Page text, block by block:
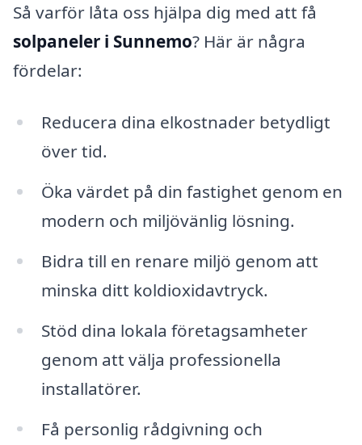
Så varför låta oss hjälpa dig med att få
solpaneler i Sunnemo? Här är några
fördelar:
Reducera dina elkostnader betydligt
över tid.
Öka värdet på din fastighet genom en
modern och miljövänlig lösning.
Bidra till en renare miljö genom att
minska ditt koldioxidavtryck.
Stöd dina lokala företagsamheter
genom att välja professionella
installatörer.
Få personlig rådgivning och